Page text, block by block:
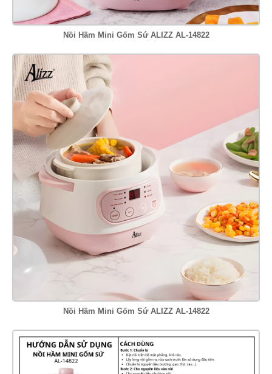
Nồi Hầm Mini Gốm Sứ ALIZZ AL-14822
Nồi Hầm Mini Gốm Sứ ALIZZ AL-14822